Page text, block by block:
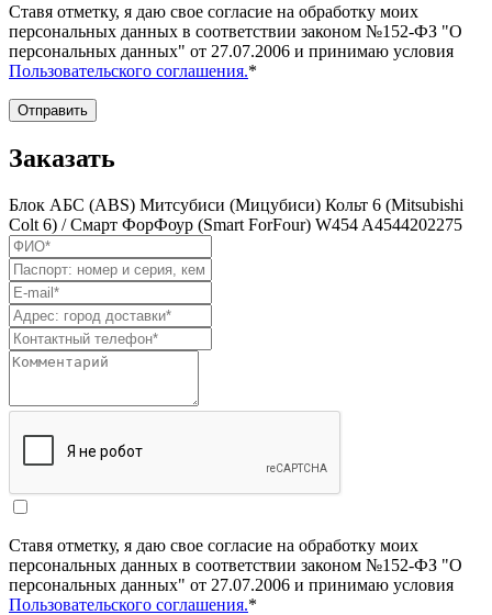
Ставя отметку, я даю свое согласие на обработку моих
персональных данных в соответствии законом №152-ФЗ "О
персональных данных" от 27.07.2006 и принимаю условия
Пользовательского соглашения.*
Отправить
Заказать
Блок АБС (ABS) Митсубиси (Мицубиси) Кольт 6 (Mitsubishi
Colt 6) / Смарт ФорФоур (Smart ForFour) W454 A4544202275
Ставя отметку, я даю свое согласие на обработку моих
персональных данных в соответствии законом №152-ФЗ "О
персональных данных" от 27.07.2006 и принимаю условия
Пользовательского соглашения.*